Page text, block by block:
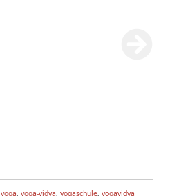
yoga, yoga-vidya, yogaschule, yogavidya